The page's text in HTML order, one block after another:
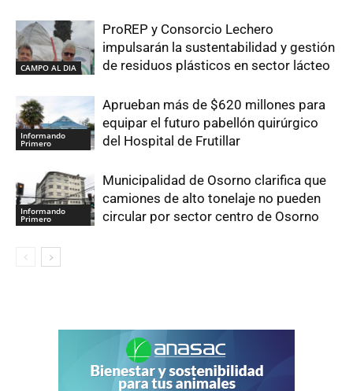
CAMPO AL DIA
ProREP y Consorcio Lechero
impulsarán la sustentabilidad y gestión
de residuos plásticos en sector lácteo
Informando
Primero
Aprueban más de $620 millones para
equipar el futuro pabellón quirúrgico
del Hospital de Frutillar
Informando
Primero
Municipalidad de Osorno clarifica que
camiones de alto tonelaje no pueden
circular por sector centro de Osorno